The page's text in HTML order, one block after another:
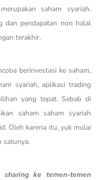
saham syariah.
dan pendapatan non halal
terakhir.
berinvestasi ke saham,
syariah, aplikasi trading
yang tepat. Sebab di
saham saham syariah
Oleh karena itu, yuk mulai
satunya.
ke temen-temen